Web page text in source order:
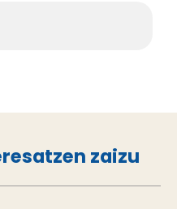
zaizu